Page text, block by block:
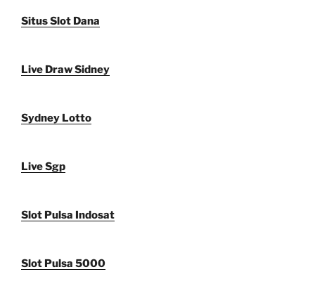
Situs Slot Dana
Live Draw Sidney
Sydney Lotto
Live Sgp
Slot Pulsa Indosat
Slot Pulsa 5000